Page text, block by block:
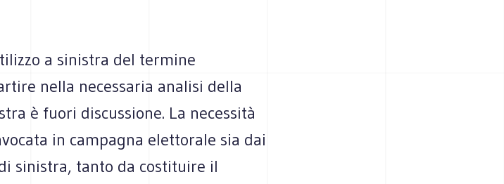
a sinistra del termine
nella necessaria analisi della
è fuori discussione. La necessità
in campagna elettorale sia dai
sinistra, tanto da costituire il